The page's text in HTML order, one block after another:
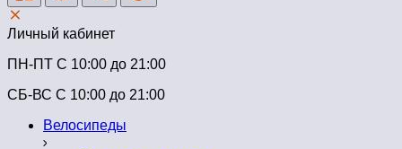
Личный кабинет
ПН-ПТ C 10:00 до 21:00
СБ-ВС С 10:00 до 21:00
Велосипеды